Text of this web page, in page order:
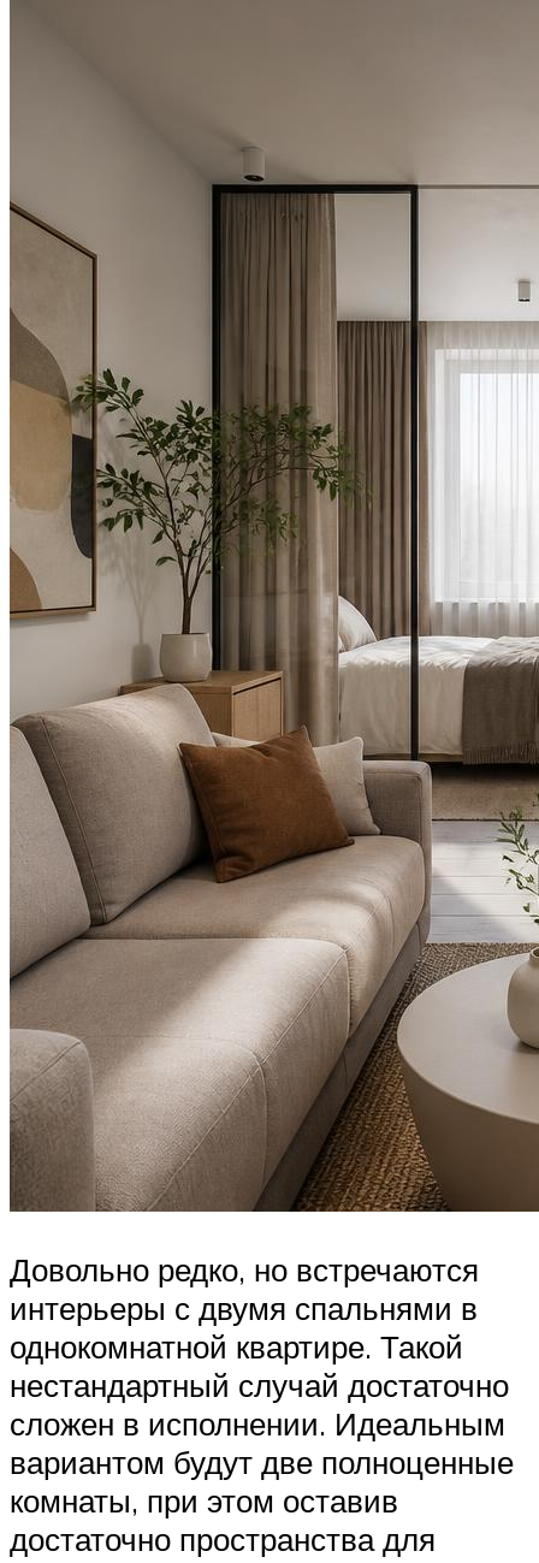
Довольно редко, но встречаются
интерьеры с двумя спальнями в
однокомнатной квартире. Такой
нестандартный случай достаточно
сложен в исполнении. Идеальным
вариантом будут две полноценные
комнаты, при этом оставив
достаточно пространства для